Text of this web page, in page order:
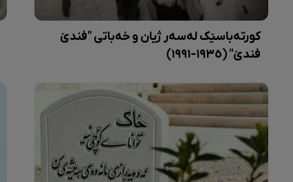
کورتەباسێک لەسەر ژیان و خەباتی "فندێ
فندێ" (١٩٣٥-١٩٩١)